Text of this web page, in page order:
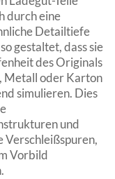
durch eine
Detailtiefe
gestaltet, dass sie
des Originals
Metall oder Karton
simulieren. Dies
und
Verschleißspuren,
Vorbild